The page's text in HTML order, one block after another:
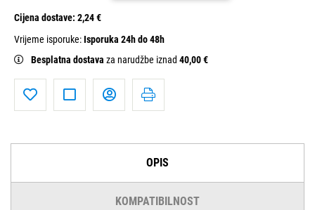
Cijena dostave: 2,24 €
Vrijeme isporuke:Isporuka 24h do 48h
Besplatna dostava za narudžbe iznad 40,00 €
OPIS
KOMPATIBILNOST